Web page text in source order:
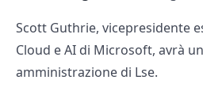
Scott Guthrie, vicepresidente
Cloud e AI di Microsoft, avrà
amministrazione di Lse.